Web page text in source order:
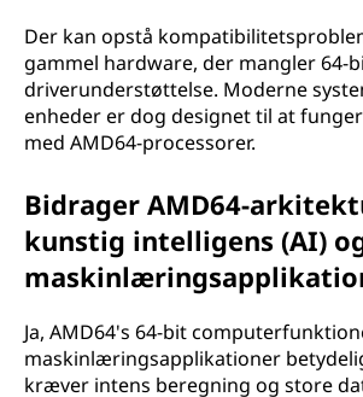
Der kan opstå
gammel hardware, der mangler 64-
driverunderstøttelse. Moderne
enheder er dog designet til at
med AMD64-processorer.
Bidrager AMD64-
kunstig intelligens (AI)
Ja, AMD64's 64-bit
maskinlæringsapplikationer
kræver intens beregning og store